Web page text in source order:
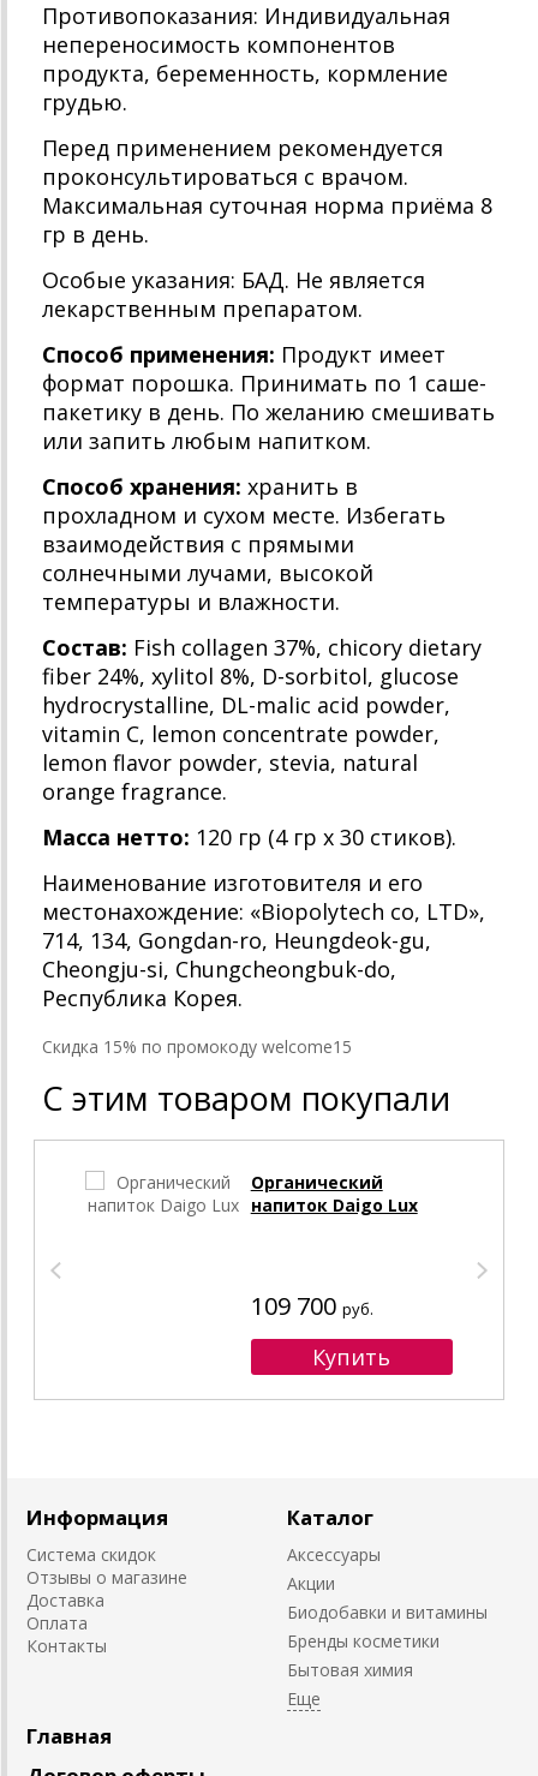
Противопоказания: Индивидуальная
непереносимость компонентов
продукта, беременность, кормление
грудью.
Перед применением рекомендуется
проконсультироваться с врачом.
Максимальная суточная норма приёма 8
гр в день.
Особые указания: БАД. Не является
лекарственным препаратом.
Способ применения: Продукт имеет
формат порошка. Принимать по 1 саше-
пакетику в день. По желанию смешивать
или запить любым напитком.
Способ хранения: хранить в
прохладном и сухом месте. Избегать
взаимодействия с прямыми
солнечными лучами, высокой
температуры и влажности.
Состав: Fish collagen 37%, chicory dietary
fiber 24%, xylitol 8%, D-sorbitol, glucose
hydrocrystalline, DL-malic acid powder,
vitamin C, lemon concentrate powder,
lemon flavor powder, stevia, natural
orange fragrance.
Масса нетто: 120 гр (4 гр х 30 стиков).
Наименование изготовителя и его
местонахождение: «Biopolytech co, LTD»,
714, 134, Gongdan-ro, Heungdeok-gu,
Cheongju-si, Chungcheongbuk-do,
Республика Корея.
Cкидка 15% по промокоду welcome15
С этим товаром покупали
Органический
напиток Daigo Lux
109 700 руб.
Информация
Система скидок
Отзывы о магазине
Доставка
Оплата
Контакты
Каталог
Аксессуары
Акции
Биодобавки и витамины
Бренды косметики
Бытовая химия
Главная